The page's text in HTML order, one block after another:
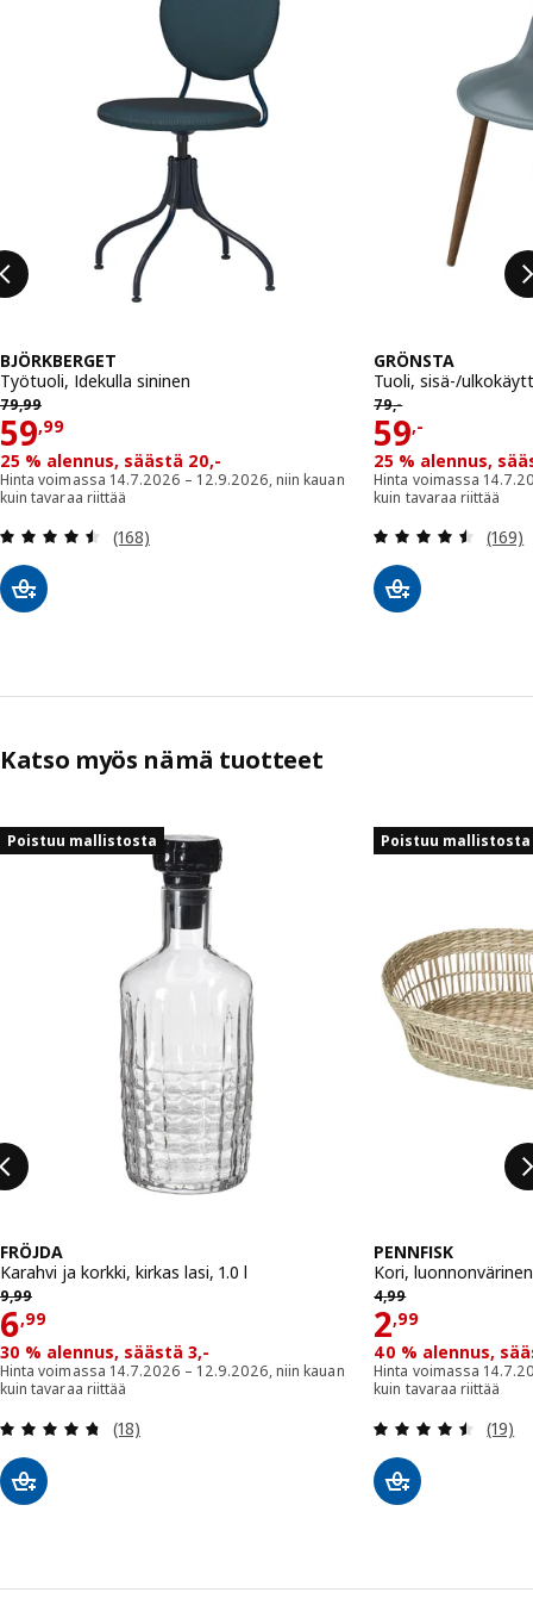
BJÖRKBERGET
Työtuoli, Idekulla sininen
79,99
79,99
59,99
Hinta 59,99
25 % alennus, säästä 20,-
Hinta voimassa 14.7.2026 – 12.9.2026, niin kauan
kuin tavaraa riittää
Arvio: 4.5 / 5 tähteä. Arvostelut yhteensä:
(168)
GRÖNSTA
Tuoli, sisä-/
79,-
79,-
59,-
Hinta 59,-
25 % alennus,
Hinta voimassa
kuin tavaraa riittää
(169)
Katso myös nämä tuotteet
Ohita listaus
Poistuu mallistosta
FRÖJDA
Karahvi ja korkki, kirkas lasi, 1.0 l
9,99
9,99
6,99
Hinta 6,99
30 % alennus, säästä 3,-
Hinta voimassa 14.7.2026 – 12.9.2026, niin kauan
kuin tavaraa riittää
Arvio: 4.7 / 5 tähteä. Arvostelut yhteensä:
(18)
Poistuu mallistosta
PENNFISK
Kori,
4,99
4,99
2,99
Hinta
40 % alennus,
Hinta voimassa
kuin tavaraa riittää
(19)